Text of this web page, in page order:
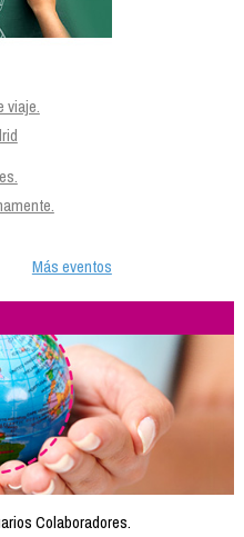
viaje.
Más eventos
Colaboradores.